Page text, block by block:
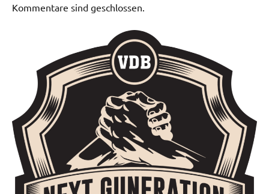
Kommentare sind geschlossen.